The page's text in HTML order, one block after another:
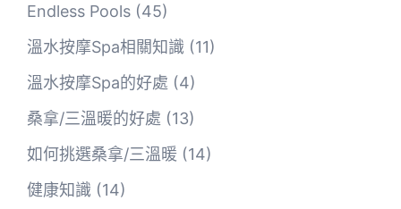
Endless Pools (45)
溫水按摩Spa相關知識 (11)
溫水按摩Spa的好處 (4)
桑拿/三溫暖的好處 (13)
如何挑選桑拿/三溫暖 (14)
健康知識 (14)